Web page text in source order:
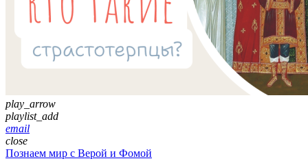
play_arrow
playlist_add
email
close
Познаем мир с Верой и Фомой